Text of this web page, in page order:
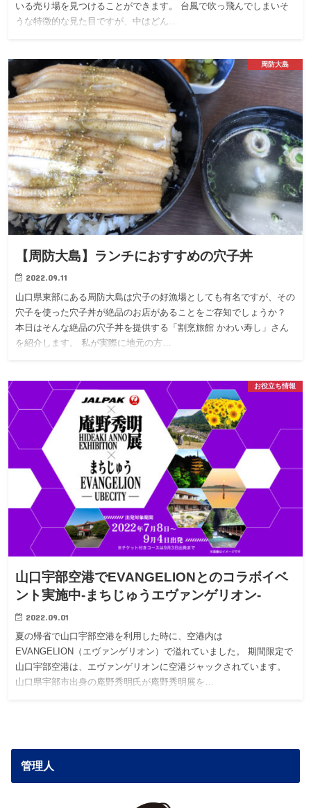
いる売り場を見つけることができます。 台風で吹っ飛んでしまいそ
うな特徴的な見た目ですが、中はどん…
周防大島
【周防大島】ランチにおすすめの穴子丼
2022.09.11
山口県東部にある周防大島は穴子の好漁場としても有名ですが、その
穴子を使った穴子丼が絶品のお店があることをご存知でしょうか？
本日はそんな絶品の穴子丼を提供する「割烹旅館 かわい寿し」さん
を紹介します。 私が実際に地元の方…
お役立ち情報
山口宇部空港でEVANGELIONとのコラボイベ
ント実施中-まちじゅうエヴァンゲリオン-
2022.09.01
夏の帰省で山口宇部空港を利用した時に、空港内は
EVANGELION（エヴァンゲリオン）で溢れていました。 期間限定で
山口宇部空港は、エヴァンゲリオンに空港ジャックされています。
山口県宇部市出身の庵野秀明氏が庵野秀明展を…
管理人